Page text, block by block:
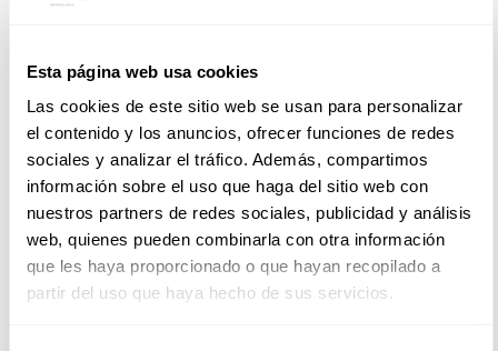
Esta página web usa cookies
Las cookies de este sitio web se usan para personalizar
el contenido y los anuncios, ofrecer funciones de redes
sociales y analizar el tráfico. Además, compartimos
información sobre el uso que haga del sitio web con
nuestros partners de redes sociales, publicidad y análisis
web, quienes pueden combinarla con otra información
que les haya proporcionado o que hayan recopilado a
partir del uso que haya hecho de sus servicios.